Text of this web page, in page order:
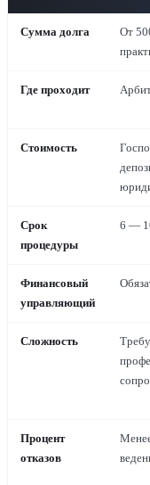
Сумма долга
От
Где проходит
Стоимость
Срок
процедуры
6 —
Финансовый
управляющий
Сложность
Процент
отказов